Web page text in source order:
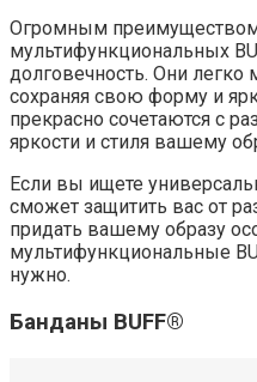
Огромным
мультифункциональных
долговечность. Они легко
сохраняя свою форму и
прекрасно сочетаются с
яркости и стиля вашему
Если вы ищете
сможет защитить вас от
придать вашему образу
мультифункциональные
нужно.
Банданы BUFF®